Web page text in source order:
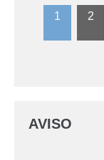
1 2
AVISO